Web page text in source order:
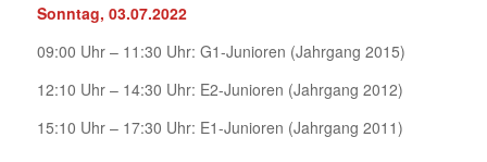
Sonntag, 03.07.2022
09:00 Uhr – 11:30 Uhr: G1-Junioren (Jahrgang 2015)
12:10 Uhr – 14:30 Uhr: E2-Junioren (Jahrgang 2012)
15:10 Uhr – 17:30 Uhr: E1-Junioren (Jahrgang 2011)